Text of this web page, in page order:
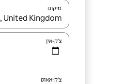
מיקום
כאשר התוצאות יהיו
צ'ק-אין
צ'ק-אאוט